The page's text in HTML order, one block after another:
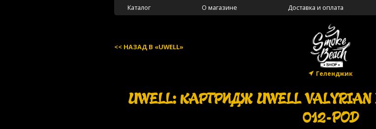
Каталог О магазине Доставка и оплата
НАЗАД В «UWELL»
Геленджик
UWELL: КАРТРИДЖ UWELL VALYRIAN
012-POD